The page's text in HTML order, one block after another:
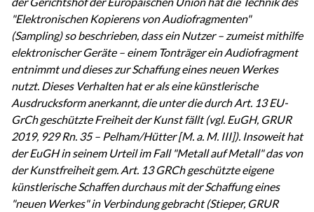
"Elektronischen Kopierens von Audiofragmenten"
(Sampling) so beschrieben, dass ein Nutzer – zumeist mithilfe
elektronischer Geräte – einem Tonträger ein Audiofragment
entnimmt und dieses zur Schaffung eines neuen Werkes
nutzt. Dieses Verhalten hat er als eine künstlerische
Ausdrucksform anerkannt, die unter die durch Art. 13 EU-
GrCh geschützte Freiheit der Kunst fällt (vgl. EuGH, GRUR
2019, 929 Rn. 35 – Pelham/Hütter [M. a. M. III]). Insoweit hat
der EuGH in seinem Urteil im Fall "Metall auf Metall" das von
der Kunstfreiheit gem. Art. 13 GRCh geschützte eigene
künstlerische Schaffen durchaus mit der Schaffung eines
"neuen Werkes" in Verbindung gebracht (Stieper, GRUR